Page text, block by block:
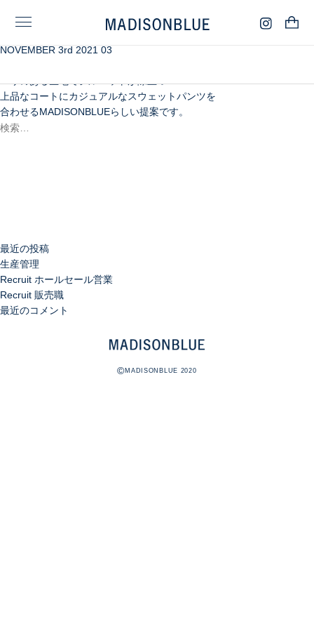
NOVEMBER 3rd 2021 03
まるでミルクティのようなカラーが美しい、
上品なコートにカジュアルなスウェットパンツを
合わせるMADISONBLUEらしい提案です。
検
最近の投稿
生産管理
Recruit ホールセール営業
Recruit 販売職
最近のコメント
©MADISONBLUE 2020